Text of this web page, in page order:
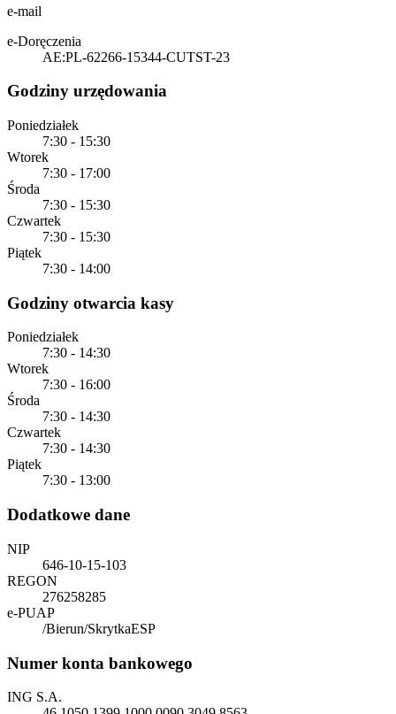
e-mail
e-Doręczenia
AE:PL-62266-15344-CUTST-23
Godziny urzędowania
Poniedziałek
7:30 - 15:30
Wtorek
7:30 - 17:00
Środa
7:30 - 15:30
Czwartek
7:30 - 15:30
Piątek
7:30 - 14:00
Godziny otwarcia kasy
Poniedziałek
7:30 - 14:30
Wtorek
7:30 - 16:00
Środa
7:30 - 14:30
Czwartek
7:30 - 14:30
Piątek
7:30 - 13:00
Dodatkowe dane
NIP
646-10-15-103
REGON
276258285
e-PUAP
/Bierun/SkrytkaESP
Numer konta bankowego
ING S.A.